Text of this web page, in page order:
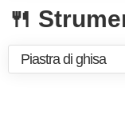
🍴
Piastra di ghisa